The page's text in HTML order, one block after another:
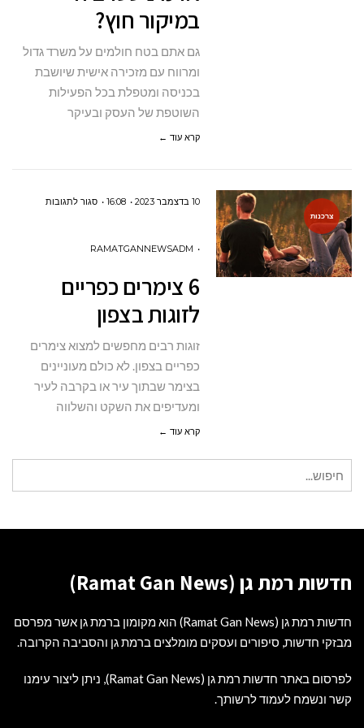
במיקור חוץ?
גם אתם בטח חולמים על משרד גדול
ומרווח עם מזכירה אישית שיושבת
בכניסה ומטפלת בכל הפעילות
השוטפת של העסק ובעיקר
קרא עוד ←
צרכנות
10 בדצמבר 2023 16:08 סגור לתגובותעל
RAMATGANNEWSADM
6 צימרים כפריים
לזוגות בצפון
זוגות רבים מחפשים למצוא צימרים
כפריים בצפון. לא כולם מעוניינים
בצימר שבתוך עיר או בקרבה לעיר
ומעדיפים את השקט והשלווה
קרא עוד ←
עבור:
חדשות רמת גן (Ramat Gan News)
חדשות רמת גן (Ramat Gan News) הוא מקומון ברמת גן אשר מפרסם
מבזקי חדשות, סיפורים ועסקים מומלצים ברמת גן והסביבה הקרובה.
לפרסום באתר חדשות רמת גן (Ramat Gan News), ניתן ליצור עימנו
קשר ונשמח לעמוד לרשותך.